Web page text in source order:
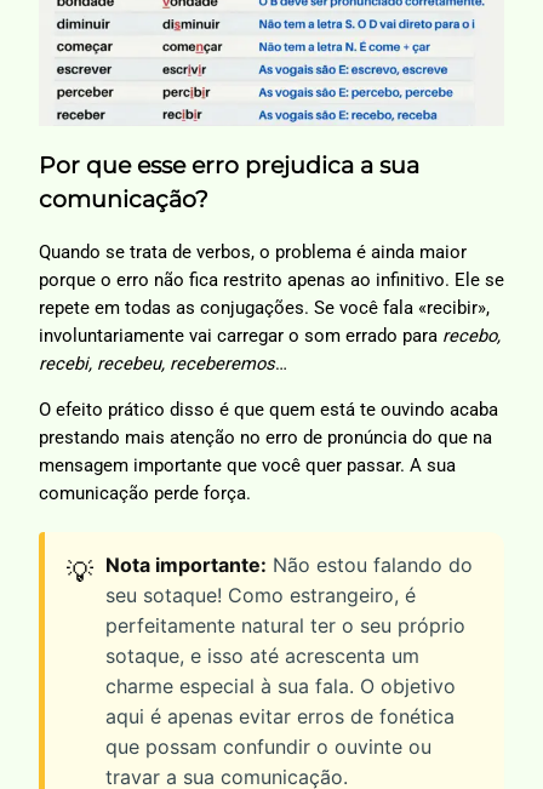
Por que esse erro prejudica a sua
comunicação?
Quando se trata de verbos, o problema é ainda maior
porque o erro não fica restrito apenas ao infinitivo. Ele se
repete em todas as conjugações. Se você fala «recibir»,
involuntariamente vai carregar o som errado para recebo,
recebi, recebeu, receberemos…
O efeito prático disso é que quem está te ouvindo acaba
prestando mais atenção no erro de pronúncia do que na
mensagem importante que você quer passar. A sua
comunicação perde força.
💡 Nota importante: Não estou falando do
seu sotaque! Como estrangeiro, é
perfeitamente natural ter o seu próprio
sotaque, e isso até acrescenta um
charme especial à sua fala. O objetivo
aqui é apenas evitar erros de fonética
que possam confundir o ouvinte ou
travar a sua comunicação.